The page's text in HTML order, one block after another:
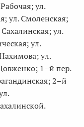
ул.
ул. Смоленская;
ул.
ул.
ул.
1–й пер.
2–й